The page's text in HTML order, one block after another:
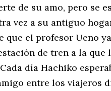
de su amo, pero se
vez a su antiguo
el profesor Ueno
de tren a la que
día Hachiko
entre los viajeros